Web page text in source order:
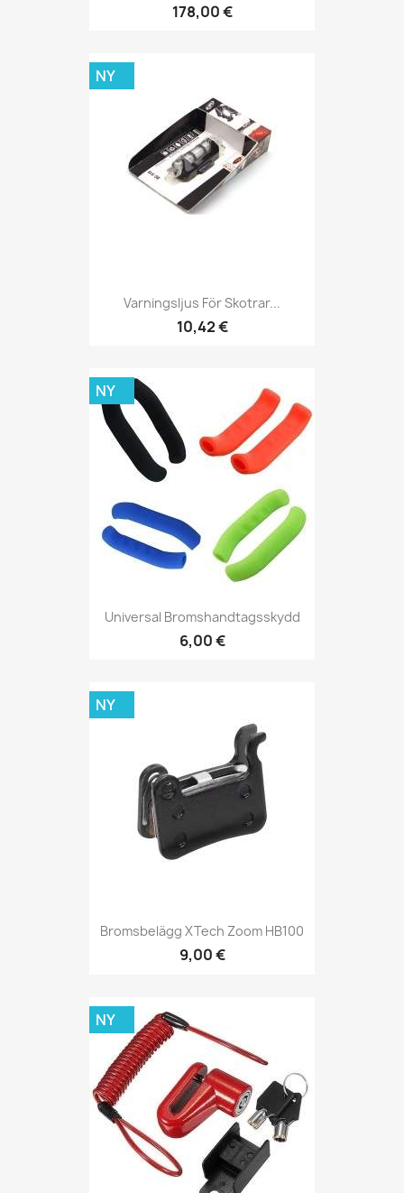
178,00 €
Varningsljus För Skotrar...
10,42 €
NY
Universal Bromshandtagsskydd
6,00 €
NY
Bromsbelägg XTech Zoom HB100
9,00 €
NY
NY